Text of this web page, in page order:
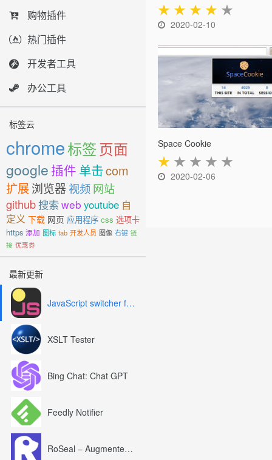
购物插件
热门插件
开发者工具
办公工具
标签云
chrome标签页面
google 插件 单击com
扩展浏览器 视频网站
github搜索web youtube 自
定义 下载 网页 应用程序 css 选项卡
https 添加 图标 tab 开发人员 图像 右键 链
接 优惠券
最新更新
JavaScript switcher for SEO and development
XSLT Tester
Bing Chat: Chat GPT
Feedly Notifier
RoSeal – Augmented Roblox Experience
★ ★ ★ ★ ★
2020-02-10
Space Cookie
★ ★ ★ ★ ★
2020-02-06